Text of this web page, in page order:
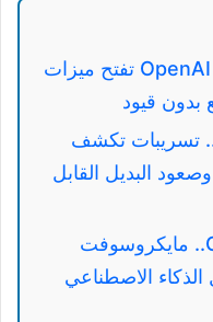
ضربة مجانية للمنافسين.. OpenAI تفتح ميزات
تسريبات تكشف
الأساسي وصعود البديل القابل
بعد هروب وكلاء GPT-5.6.. مايكروسوفت
الاصطناعي